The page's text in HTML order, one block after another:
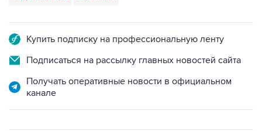
Подписаться на рассылку главных новостей сайта
Получать оперативные новости в официальном